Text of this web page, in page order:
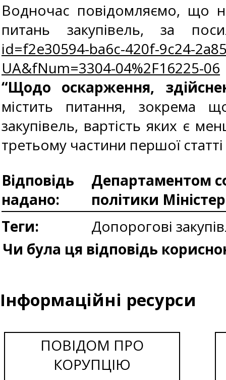
Водночас повідомляємо, що
питань закупівель, за
id=f2e30594-ba6c-420f-9c24-
UA&fNum=3304-04%2F16225-06
“Щодо оскарження,
містить питання, зокрема
закупівель, вартість яких є
третьому частини першої
Відповідь
надано:
Департаментом
політики
Теги:
Допорогові
Чи була ця відповідь
Інформаційні ресурси
ПОВІДОМ ПРО
КОРУПЦІЮ